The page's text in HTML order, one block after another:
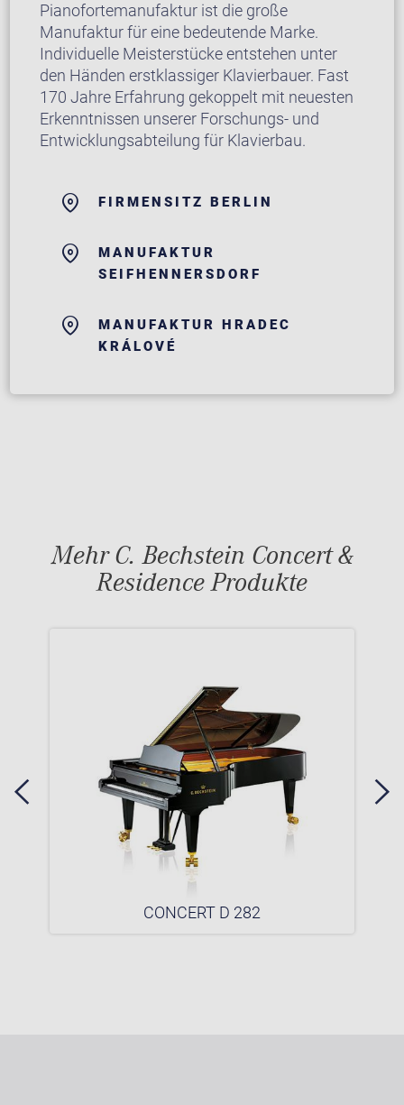
Pianofortemanufaktur ist die große
Manufaktur für eine bedeutende Marke.
Individuelle Meisterstücke entstehen unter
den Händen erstklassiger Klavierbauer. Fast
170 Jahre Erfahrung gekoppelt mit neuesten
Erkenntnissen unserer Forschungs- und
Entwicklungsabteilung für Klavierbau.
FIRMENSITZ BERLIN
MANUFAKTUR
SEIFHENNERSDORF
MANUFAKTUR HRADEC
KRÁLOVÉ
Mehr C. Bechstein Concert &
Residence Produkte
CONCERT D 282